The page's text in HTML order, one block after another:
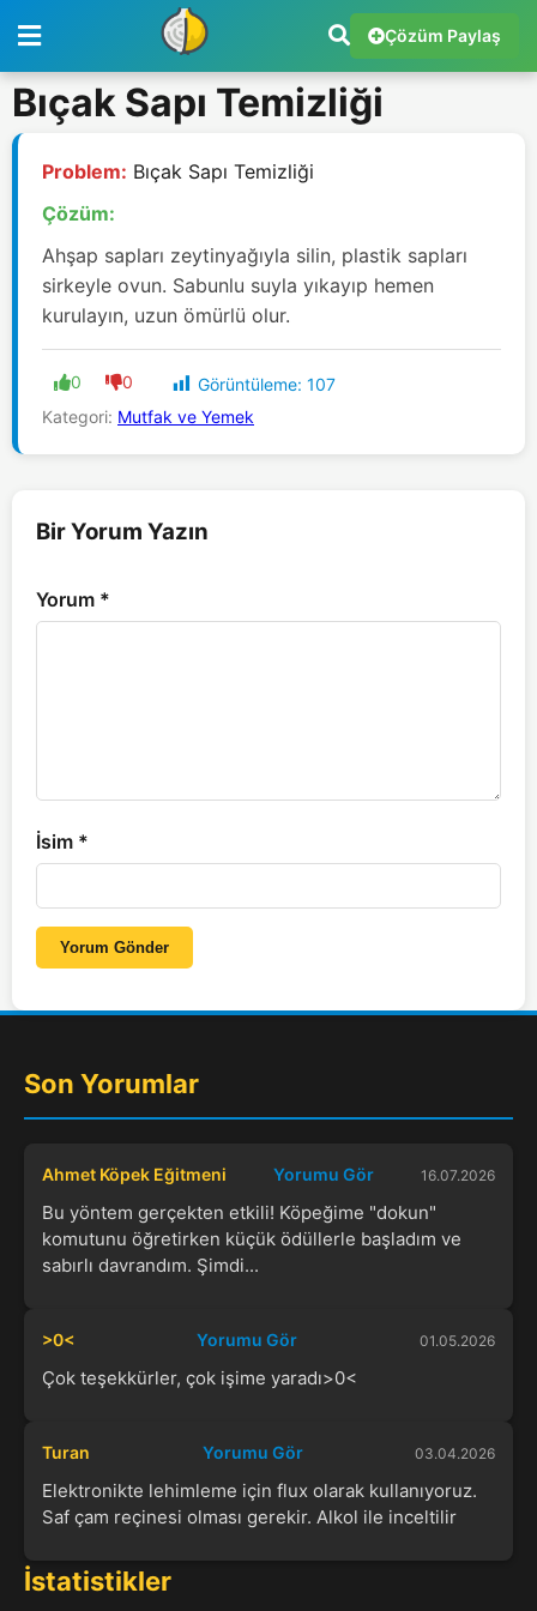
Çözüm Paylaş
Bıçak Sapı Temizliği
Problem: Bıçak Sapı Temizliği
Çözüm:
Ahşap sapları zeytinyağıyla silin, plastik sapları
sirkeyle ovun. Sabunlu suyla yıkayıp hemen
kurulayın, uzun ömürlü olur.
0 0 Görüntüleme: 107
Kategori: Mutfak ve Yemek
Bir Yorum Yazın
Yorum *
İsim *
Yorum Gönder
Son Yorumlar
Ahmet Köpek Eğitmeni Yorumu Gör 16.07.2026
Bu yöntem gerçekten etkili! Köpeğime "dokun"
komutunu öğretirken küçük ödüllerle başladım ve
sabırlı davrandım. Şimdi...
>0< Yorumu Gör 01.05.2026
Çok teşekkürler, çok işime yaradı>0<
Turan Yorumu Gör 03.04.2026
Elektronikte lehimleme için flux olarak kullanıyoruz.
Saf çam reçinesi olması gerekir. Alkol ile inceltilir
İstatistikler